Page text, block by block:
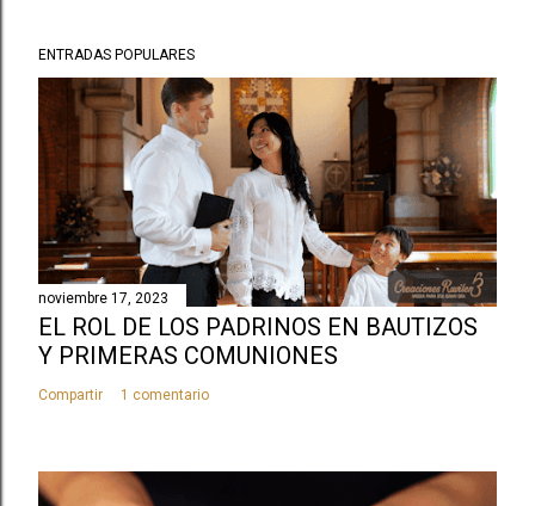
ENTRADAS POPULARES
noviembre 17, 2023
EL ROL DE LOS PADRINOS EN BAUTIZOS
Y PRIMERAS COMUNIONES
Compartir 1 comentario